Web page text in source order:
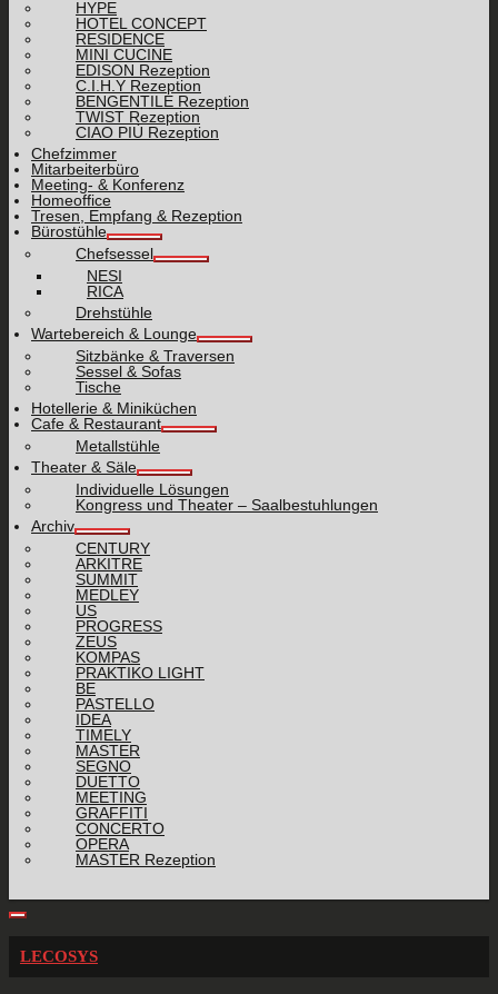
HYPE
HOTEL CONCEPT
RESIDENCE
MINI CUCINE
EDISON Rezeption
C.I.H.Y Rezeption
BENGENTILE Rezeption
TWIST Rezeption
CIAO PIÙ Rezeption
Chefzimmer
Mitarbeiterbüro
Meeting- & Konferenz
Homeoffice
Tresen, Empfang & Rezeption
Bürostühle
Chefsessel
NESI
RICA
Drehstühle
Wartebereich & Lounge
Sitzbänke & Traversen
Sessel & Sofas
Tische
Hotellerie & Miniküchen
Cafe & Restaurant
Metallstühle
Theater & Säle
Individuelle Lösungen
Kongress und Theater – Saalbestuhlungen
Archiv
CENTURY
ARKITRE
SUMMIT
MEDLEY
US
PROGRESS
ZEUS
KOMPAS
PRAKTIKO LIGHT
BE
PASTELLO
IDEA
TIMELY
MASTER
SEGNO
DUETTO
MEETING
GRAFFITI
CONCERTO
OPERA
MASTER Rezeption
LECOSYS